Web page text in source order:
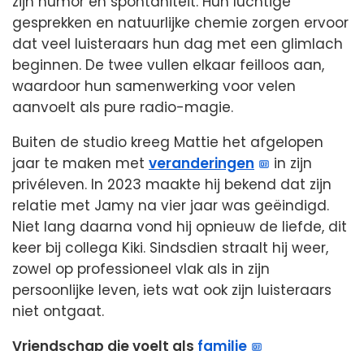
gesprekken en natuurlijke chemie zorgen ervoor
dat veel luisteraars hun dag met een glimlach
beginnen. De twee vullen elkaar feilloos aan,
waardoor hun samenwerking voor velen
aanvoelt als pure radio-magie.
Buiten de studio kreeg Mattie het afgelopen
jaar te maken met veranderingen
in zijn
privéleven. In 2023 maakte hij bekend dat zijn
relatie met Jamy na vier jaar was geëindigd.
Niet lang daarna vond hij opnieuw de liefde, dit
keer bij collega Kiki. Sindsdien straalt hij weer,
zowel op professioneel vlak als in zijn
persoonlijke leven, iets wat ook zijn luisteraars
niet ontgaat.
Vriendschap die voelt als familie